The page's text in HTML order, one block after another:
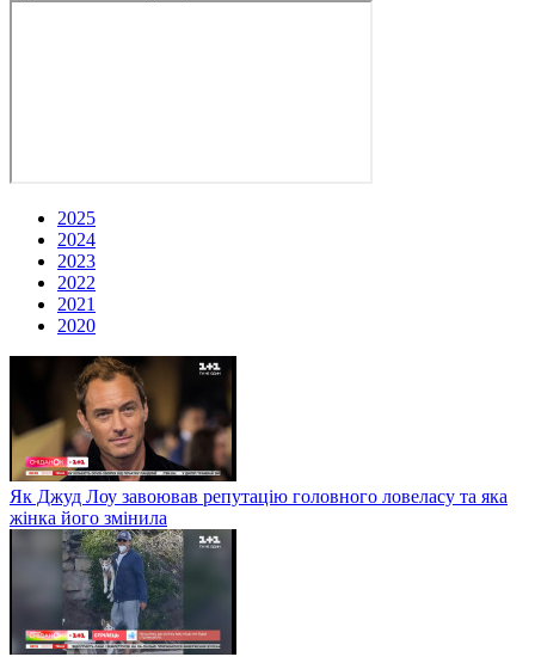
2025
2024
2023
2022
2021
2020
Як Джуд Лоу завоював репутацію головного ловеласу та яка
жінка його змінила